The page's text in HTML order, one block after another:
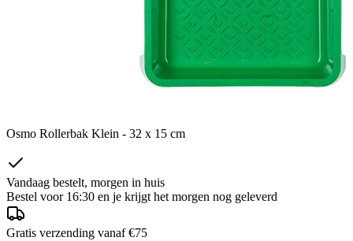
Osmo Rollerbak Klein - 32 x 15 cm
Vandaag bestelt, morgen in huis
Bestel voor 16:30 en je krijgt het morgen nog geleverd
Gratis verzending vanaf €75